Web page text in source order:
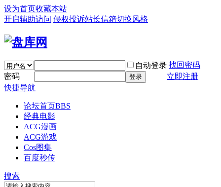
设为首页收藏本站
开启辅助访问 侵权投诉站长信箱切换风格
自动登录 找回密码
密码
登录
立即注册
快捷导航
论坛首页BBS
经典电影
ACG漫画
ACG游戏
Cos图集
百度秒传
搜索